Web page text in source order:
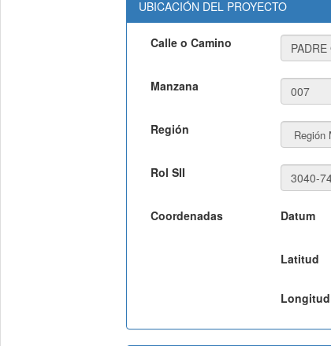
UBICACIÓN DEL PROYECTO
Calle o Camino
Manzana
Región
Rol SII
Coordenadas Datum
Latitud
Longitud